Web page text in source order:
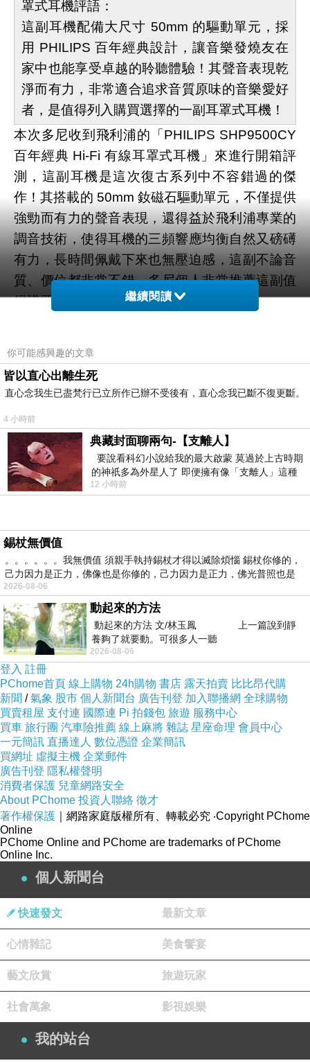
罩式耳機評語：
這副耳機配備大尺寸 50mm 的驅動單元，採
用 PHILIPS 百年經典設計，讓音樂發燒友在
家中也能享受卓越的聆聽體驗！其聲音表現乾
淨而有力，非常適合追求音質原味的音樂愛好
者，是值得列入購買選擇的一副耳罩式耳機！
本次多尼收到飛利浦的「PHILIPS SHP9500CY
百年經典 Hi-Fi 有線耳罩式耳機」來進行開箱評
測，這副耳機是這次復古系列中不容錯過的傑
作！其搭載的 50mm 釹磁石驅動單元，不僅提供
強勁而有力的聲音表現，還得益於飛利浦專業的
調音技術，使得耳機的三頻響應均衡自然又磅礡
有力，長時間佩戴下來也無壓迫感，這副不論音
質、價位都非常不錯，多尼個人非常推薦這副值
得購買。
本篇開箱文主要提供想購買 PHILIPS
SHP9500CY 百年經典 Hi-Fi 有線耳罩式耳機讀
者可以參考，全文從產品包裝開始介紹含其特色
與規格，當然也不忘開箱一探其內容物跟主體細
節的配置，最後更有多尼親自體驗後歸納出這副
耳機比較有感優缺之處。藉此，讓各位讀者更好
評估這副 PHILIPS SHP9500CY 百年經典 Hi-Fi
有線耳罩式耳機是否值得購買回家。
產品包裝
PHILIPS SHP9500CY 百年經典 Hi-Fi 有線耳罩
式耳機在產品外包裝的設計部分跳脫以往的不
同，甚至可說配色相比以往更大膽不少，其包裝
正面標示有品牌、100 週年、特色圖標跟主體圖
樣等資訊，左右兩側則是標示品牌、主體圖樣、
THE FREDDIE 致敬字樣，而包裝背面更有標示
著品牌、產品主體、THE FREDDIE 致敬字樣、
內容物、單體配置等。關於 PHILIPS
特色與規格可詳見如下。
■ 特色
代聲學科技，呈現經典外觀與高品質音效
● 採用開放式後背設計，打造寬廣自然的音場，
● 搭載50mm鈷磁石（或部分資料提及釹磁鐵）
驅動單體，提供層次豐富、解析精準的高傳真音
繼續閱讀
你可能感興趣的文章
皆以直心出離生死
直心念我生已盡梵行已立所作已辦不受後有，直心念我已斷不復更斷。
4 小時前
典藏封面聊兩句-【支離人】
要說看科幻小說給我的最大啟蒙 莫過於上古時期
的神祇多為外星人了 即便擁有像「支離人」這種
驚世駭俗的神通法門 也未必讀
12 小時前
錫杖無價值
。。。。。。我無價值 須親手執持錫杖才得以滅除煩惱 錫杖你修的，
己力因力是正力，佛像也是你修的，己力因力是正力，佛光普照也是
2026-08-06
動起來的方法
動起來的方法 文/林玉鳳 上一篇說到靜
養夠了就要動。可很多人一聽
2026-08-06
登入 註冊
PChome首頁 線上購物 24h購物 書店 露天拍賣 比比昂代購
新聞 /氣象 股市 個人新聞台 廣告刊登 加入聯播網 全球購物
買賣租屋 支付連 國際連 Pi 拍錢包 旅遊 服務中心
買車 旅行團 汽車險推薦 線上麻將 雜誌 星座命理 會員中心
一元簡訊 直播達人 數位憑證 企業簡訊
買網址 虛擬主機 企業郵件
廣告刊登 隱私權聲明
消費者保護 兒童網路安全
About PChome 投資人聯絡 徵才
著作權保護 ｜網路家庭版權所有、轉載必究 ‧Copyright PChome
Online
PChome Online and PChome are trademarks of PChome
Online Inc.
個人新聞台
快速發文 最新文章
心情雜記 美食饗宴
藝文欣賞 旅遊玩家
社會萬象 影視娛樂
我的站台